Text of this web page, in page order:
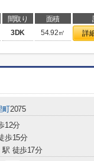
間取り 面積
3DK 54.92㎡ 詳
町2075
12分
歩15分
駅 徒歩17分